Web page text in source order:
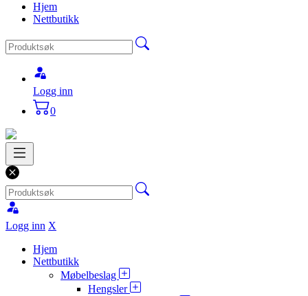
Hjem
Nettbutikk
Logg inn
0
Logg inn X
Hjem
Nettbutikk
Møbelbeslag
Hengsler